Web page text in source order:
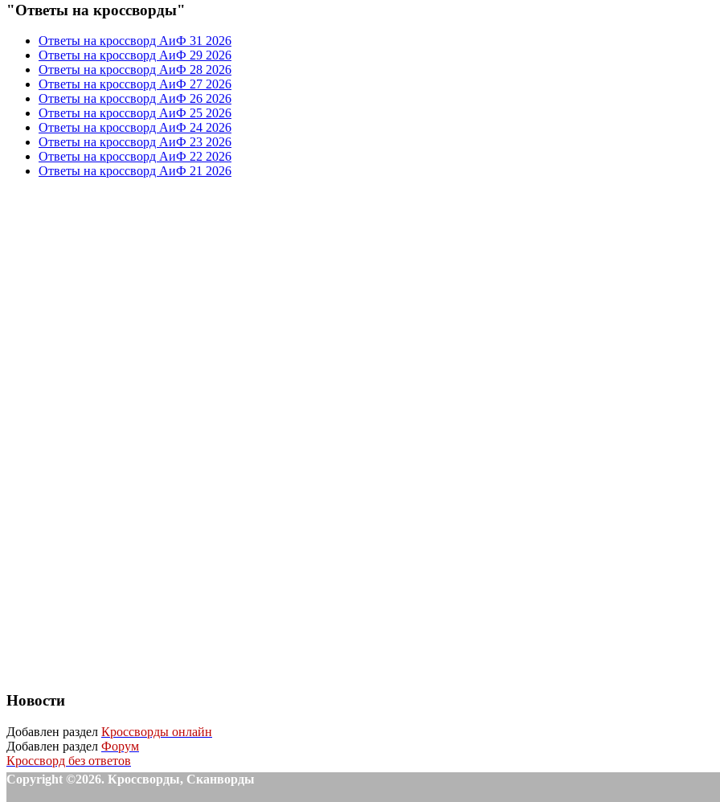
"Ответы на кроссворды"
Ответы на кроссворд АиФ 31 2026
Ответы на кроссворд АиФ 29 2026
Ответы на кроссворд АиФ 28 2026
Ответы на кроссворд АиФ 27 2026
Ответы на кроссворд АиФ 26 2026
Ответы на кроссворд АиФ 25 2026
Ответы на кроссворд АиФ 24 2026
Ответы на кроссворд АиФ 23 2026
Ответы на кроссворд АиФ 22 2026
Ответы на кроссворд АиФ 21 2026
Новости
Добавлен раздел Кроссворды онлайн
Добавлен раздел Форум
Кроссворд без ответов
Copyright ©2026. Кроссворды, Сканворды